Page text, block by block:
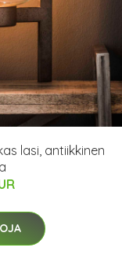
lasi, antiikkinen